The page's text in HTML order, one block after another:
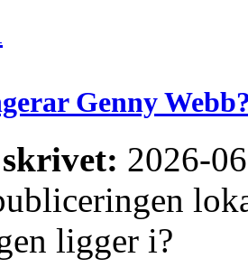
Genny
2026-
ligger i?